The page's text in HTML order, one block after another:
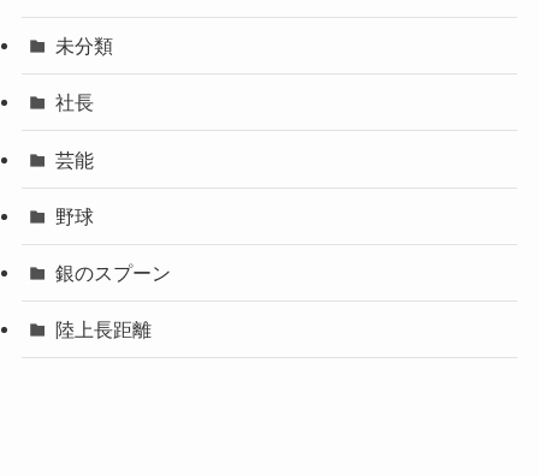
未分類
社長
芸能
野球
銀のスプーン
陸上長距離